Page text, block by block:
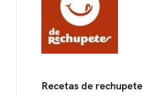
Recetas de rechupete